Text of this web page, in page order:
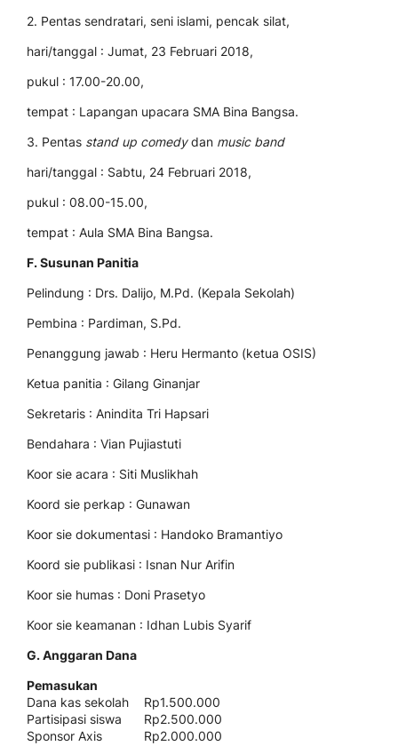
2. Pentas sendratari, seni islami, pencak silat,
hari/tanggal : Jumat, 23 Februari 2018,
pukul : 17.00-20.00,
tempat : Lapangan upacara SMA Bina Bangsa.
3. Pentas stand up comedydan music band
hari/tanggal : Sabtu, 24 Februari 2018,
pukul : 08.00-15.00,
tempat : Aula SMA Bina Bangsa.
F. Susunan Panitia
Pelindung : Drs. Dalijo, M.Pd. (Kepala Sekolah)
Pembina : Pardiman, S.Pd.
Penanggung jawab : Heru Hermanto (ketua OSIS)
Ketua panitia : Gilang Ginanjar
Sekretaris : Anindita Tri Hapsari
Bendahara : Vian Pujiastuti
Koor sie acara : Siti Muslikhah
Koord sie perkap : Gunawan
Koor sie dokumentasi : Handoko Bramantiyo
Koord sie publikasi : Isnan Nur Arifin
Koor sie humas : Doni Prasetyo
Koor sie keamanan : Idhan Lubis Syarif
G. Anggaran Dana
Pemasukan
Dana kas sekolah
Rp1.500.000
Partisipasi siswa
Rp2.500.000
Sponsor Axis
Rp2.000.000